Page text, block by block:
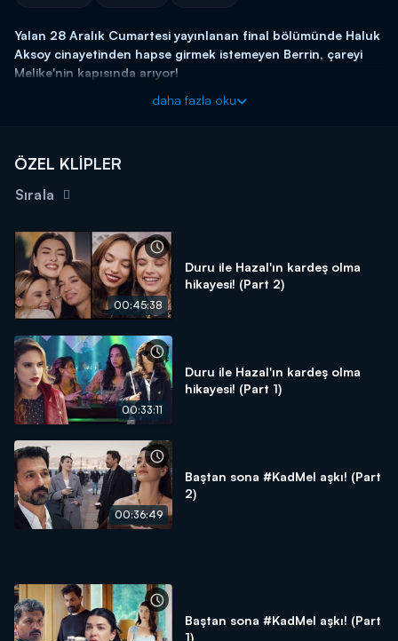
Yalan 28 Aralık Cumartesi yayınlanan final bölümünde Haluk
Aksoy cinayetinden hapse girmek istemeyen Berrin, çareyi
Melike'nin kapısında arıyor!
daha fazla oku
ÖZEL KLİPLER
Sırala
00:45:38
Duru ile Hazal'ın kardeş olma
hikayesi! (Part 2)
00:33:11
Duru ile Hazal'ın kardeş olma
hikayesi! (Part 1)
00:36:49
Baştan sona #KadMel aşkı! (Part
2)
Baştan sona #KadMel aşkı! (Part
1)